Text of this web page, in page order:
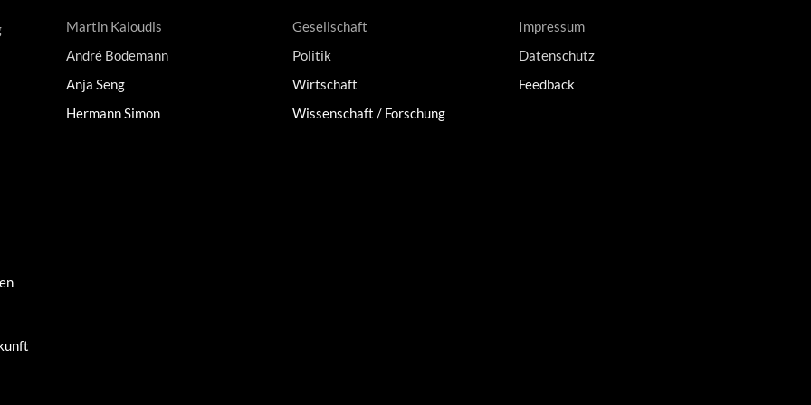
Martin Kaloudis
André Bodemann
Anja Seng
Hermann Simon
Gesellschaft
Politik
Wirtschaft
Wissenschaft / Forschung
Impressum
Datenschutz
Feedback